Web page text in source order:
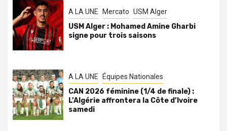
A LA UNE Mercato USM Alger
USM Alger : Mohamed Amine Gharbi
signe pour trois saisons
A LA UNE Équipes Nationales
CAN 2026 féminine (1/4 de finale) :
L’Algérie affrontera la Côte d’Ivoire
samedi